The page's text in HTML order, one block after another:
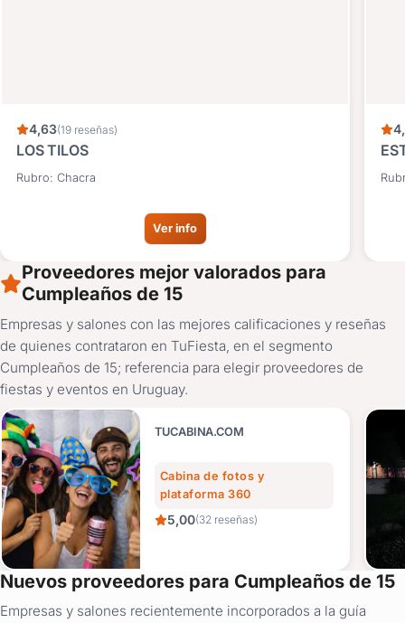
4,63(19 reseñas)
LOS TILOS
Rubro: Chacra
Ver info
Proveedores mejor valorados para
Cumpleaños de 15
Empresas y salones con las mejores calificaciones y reseñas
de quienes contrataron en TuFiesta, en el segmento
Cumpleaños de 15; referencia para elegir proveedores de
fiestas y eventos en Uruguay.
TUCABINA.COM
Cabina de fotos y
plataforma 360
5,00(32 reseñas)
Nuevos proveedores para Cumpleaños de 15
Empresas y salones recientemente incorporados a la guía